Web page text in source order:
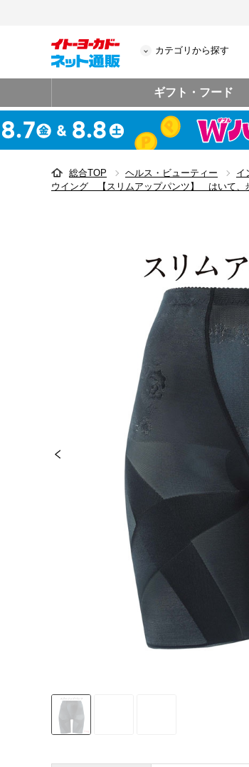
カテゴリから探す
ギフト・フード
総合TOP ヘルス・ビューティー イ
ウイング 【スリムアップパンツ】 はいて、